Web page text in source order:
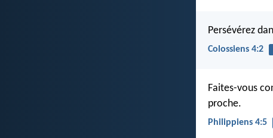
Persévérez
Colossiens 4:2
Faites-vous
proche.
Philippiens 4:5